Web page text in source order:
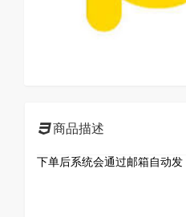
商品描述
下单后系统会通过邮箱自动发